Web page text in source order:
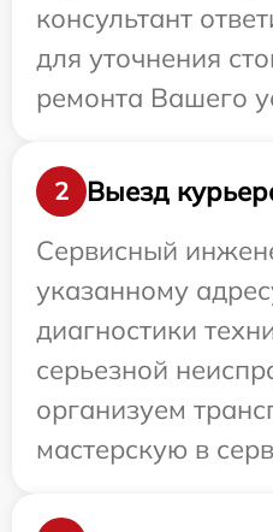
консультант
для уточнения
ремонта Вашего
2
Выезд
Сервисный
указанному
диагностики
серьезной
организуем
мастерскую в